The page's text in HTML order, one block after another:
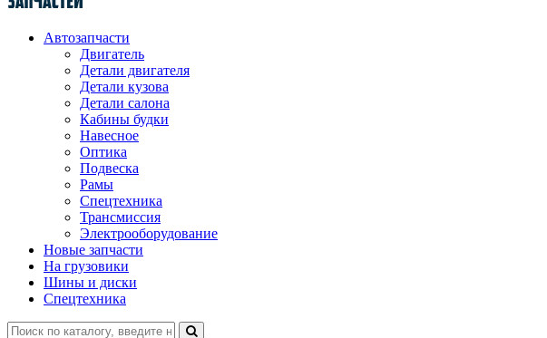
Автозапчасти
Двигатель
Детали двигателя
Детали кузова
Детали салона
Кабины будки
Навесное
Оптика
Подвеска
Рамы
Спецтехника
Трансмиссия
Электрооборудование
Новые запчасти
На грузовики
Шины и диски
Спецтехника